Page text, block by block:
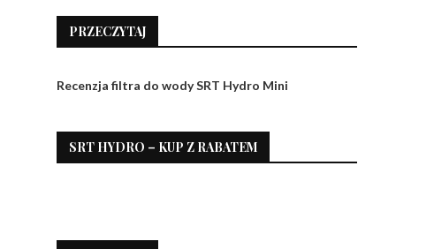
PRZECZYTAJ
Recenzja filtra do wody SRT Hydro Mini
SRT HYDRO – KUP Z RABATEM